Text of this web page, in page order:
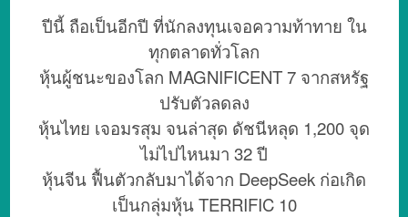
ปีนี้ ถือเป็นอีกปี ที่นักลงทุนเจอความท้าทาย ใน
ทุกตลาดทั่วโลก
หุ้นผู้ชนะของโลก MAGNIFICENT 7 จากสหรัฐ
ปรับตัวลดลง
หุ้นไทย เจอมรสุม จนล่าสุด ดัชนีหลุด 1,200 จุด
ไม่ไปไหนมา 32 ปี
หุ้นจีน ฟื้นตัวกลับมาได้จาก DeepSeek ก่อเกิด
เป็นกลุ่มหุ้น TERRIFIC 10